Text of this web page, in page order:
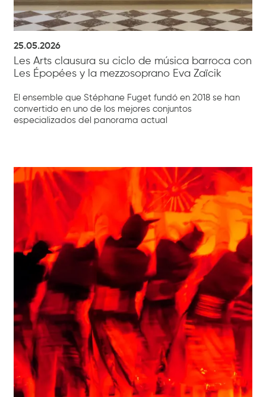
25.05.2026
Les Arts clausura su ciclo de música barroca con
Les Épopées y la mezzosoprano Eva Zaïcik
El ensemble que Stéphane Fuget fundó en 2018 se han
convertido en uno de los mejores conjuntos
especializados del panorama actual